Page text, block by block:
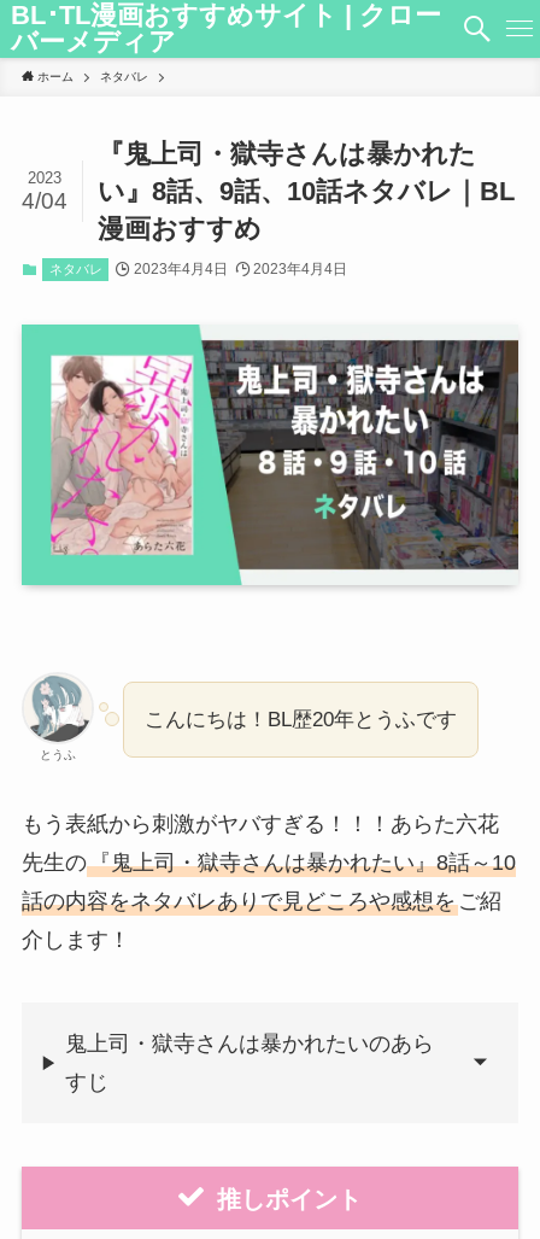
BL･TL漫画おすすめサイト | クロー
バーメディア
ホーム ネタバレ
『鬼上司・獄寺さんは暴かれた
い』8話、9話、10話ネタバレ｜BL
漫画おすすめ
2023
4/04
ネタバレ 2023年4月4日 2023年4月4日
とうふ
こんにちは！BL歴20年とうふです
もう表紙から刺激がヤバすぎる！！！あらた六花
先生の『鬼上司・獄寺さんは暴かれたい』8話～10
話の内容をネタバレありで見どころや感想をご紹
介します！
鬼上司・獄寺さんは暴かれたいのあら
すじ
推しポイント